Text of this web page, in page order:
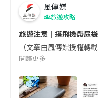
風傳媒
旅遊攻略
旅遊注意｜搭飛機帶尿
（文章由風傳媒授權
閱讀更多